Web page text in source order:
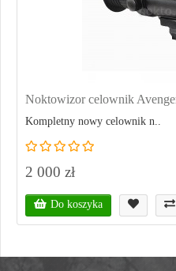
Noktowizor celownik
Kompletny nowy celownik n..
2 000 zł
Do koszyka